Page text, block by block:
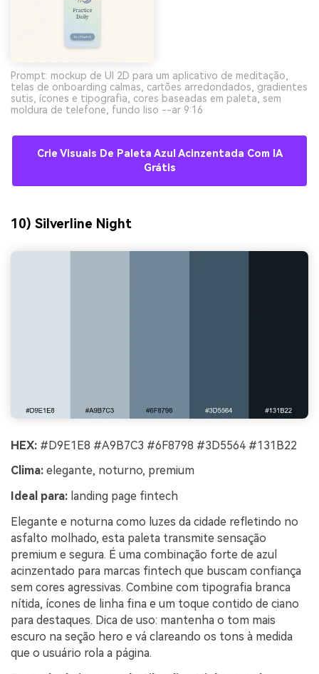
Prompt: mockup de UI 2D para um aplicativo de meditação,
telas de onboarding calmas, cartões arredondados, gradientes
sutis, ícones e tipografia, cores baseadas em paleta, sem
moldura de telefone, fundo liso --ar 9:16
Crie Visuais De Paleta Azul Acinzentada Com IA
Grátis
10) Silverline Night
HEX: #D9E1E8 #A9B7C3 #6F8798 #3D5564 #131B22
Clima: elegante, noturno, premium
Ideal para: landing page fintech
Elegante e noturna como luzes da cidade refletindo no
asfalto molhado, esta paleta transmite sensação
premium e segura. É uma combinação forte de azul
acinzentado para marcas fintech que buscam confiança
sem cores agressivas. Combine com tipografia branca
nítida, ícones de linha fina e um toque contido de ciano
para destaques. Dica de uso: mantenha o tom mais
escuro na seção hero e vá clareando os tons à medida
que o usuário rola a página.